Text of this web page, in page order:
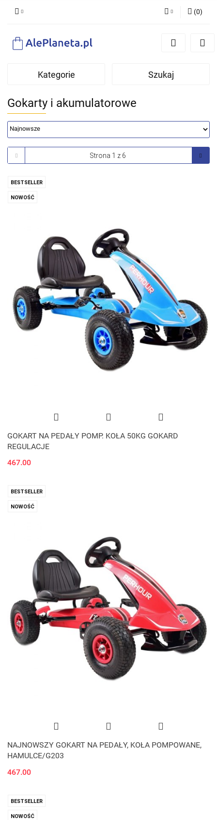
Zaloguj się
(0)
Kategorie Szukaj
Gokarty i akumulatorowe
BESTSELLER
NOWOŚĆ
GOKART NA PEDAŁY POMP. KOŁA 50KG GOKARD
REGULACJE
467.00
BESTSELLER
NOWOŚĆ
NAJNOWSZY GOKART NA PEDAŁY, KOŁA POMPOWANE,
HAMULCE/G203
467.00
BESTSELLER
NOWOŚĆ